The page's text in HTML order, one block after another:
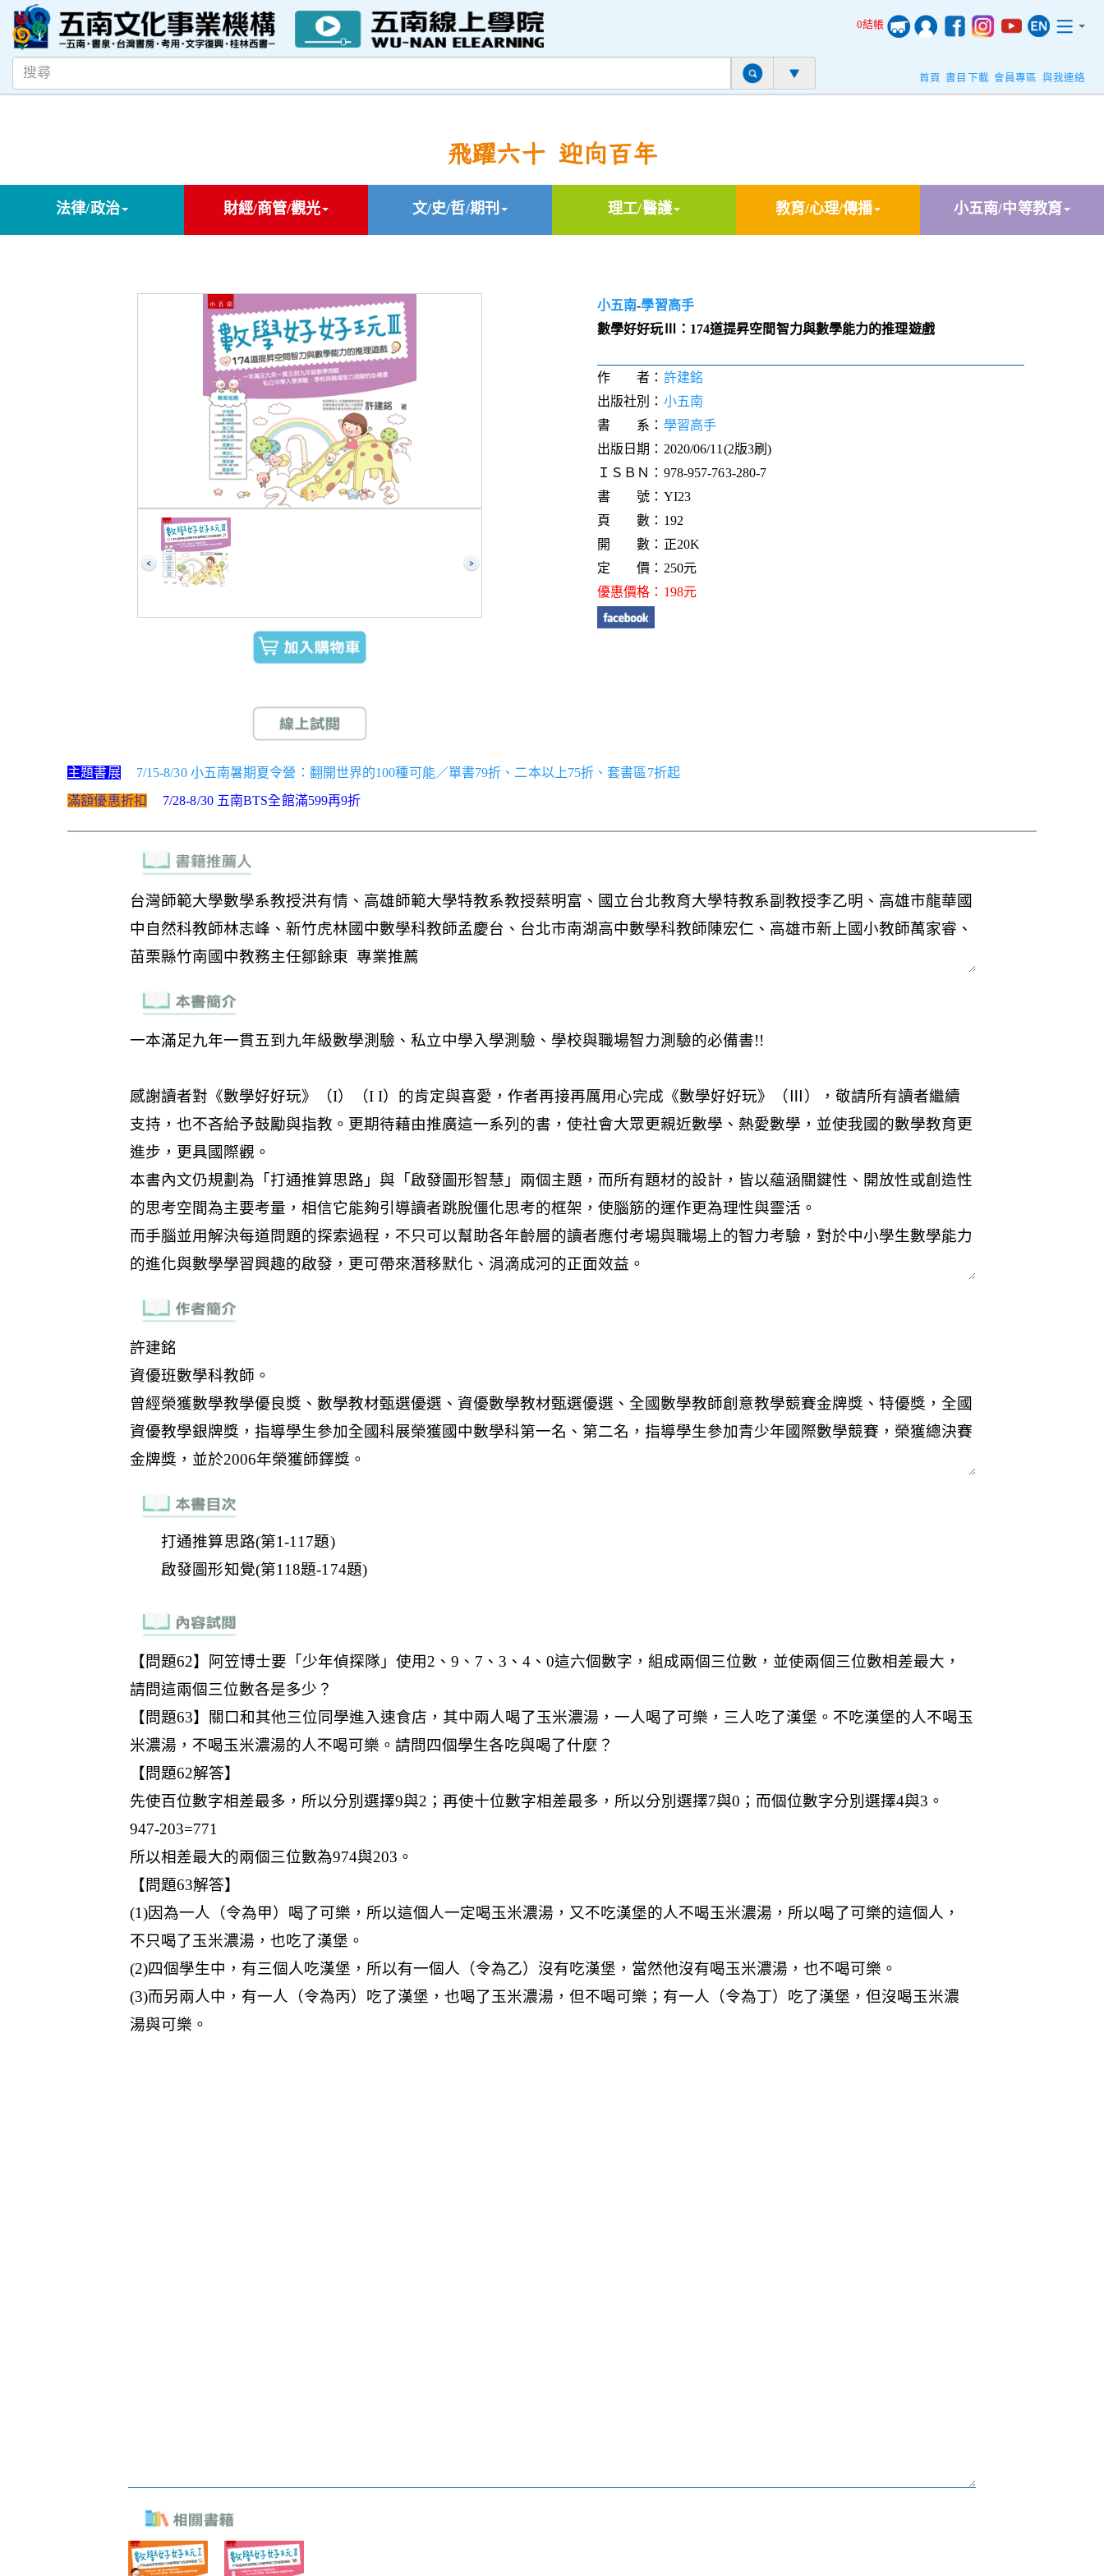
0結帳
首頁 書目下載 會員專區 與我連絡
飛躍六十 迎向百年
法律/政治 財經/商管/觀光 文/史/哲/期刊 理工/醫護 教育/心理/傳播 小五南/中等教育
小五南-學習高手
數學好好玩Ⅲ：174道提昇空間智力與數學能力的推理遊戲
作 者： 許建銘
出版社別： 小五南
書 系： 學習高手
出版日期：2020/06/11(2版3刷)
ＩＳＢＮ：978-957-763-280-7
書 號：YI23
頁 數：192
開 數：正20K
定 價：250元
優惠價格：198元
主題書展
7/15-8/30 小五南暑期夏令營：翻開世界的100種可能／單書79折、二本以上75折、套書區7折起
滿額優惠折扣
7/28-8/30 五南BTS全館滿599再9折
打通推算思路(第1-117題)
啟發圖形知覺(第118題-174題)